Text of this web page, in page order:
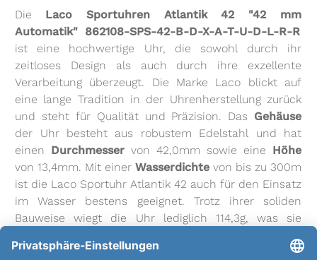
Die Laco Sportuhren Atlantik 42 "42 mm
Automatik" 862108-SPS-42-B-D-X-A-T-U-D-L-R-R
ist eine hochwertige Uhr, die sowohl durch ihr
zeitloses Design als auch durch ihre exzellente
Verarbeitung überzeugt. Die Marke Laco blickt auf
eine lange Tradition in der Uhrenherstellung zurück
und steht für Qualität und Präzision. Das Gehäuse
der Uhr besteht aus robustem Edelstahl und hat
einen Durchmesser von 42,0mm sowie eine Höhe
von 13,4mm. Mit einerWasserdichte von bis zu 300m
ist die Laco Sportuhr Atlantik 42 auch für den Einsatz
im Wasser bestens geeignet. Trotz ihrer soliden
Bauweise wiegt die Uhr lediglich 114,3g, was sie
Laco Sportuhr Atlantik 42 ist aus Saphirglas gefertigt